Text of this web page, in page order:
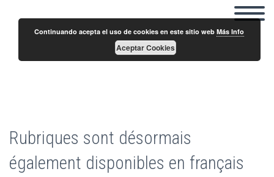
Rubriques disponibles en français sur ce site
Rubriques sont désormais
également disponibles en français
Continuando acepta el uso de cookies en este sitio webMás Info
Aceptar Cookies